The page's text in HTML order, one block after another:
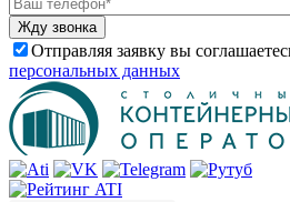
Отправляя заявку вы
персональных данных